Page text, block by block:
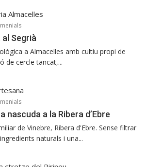
Segrià
a Almacelles amb cultiu propi de
de cercle tancat,...
nascuda a la Ribera d’Ebre
de Vinebre, Ribera d'Ebre. Sense filtrar
naturals i una...